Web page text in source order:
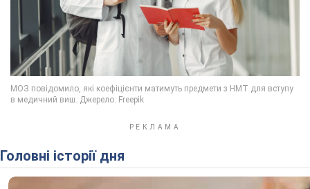
Головні історії дня